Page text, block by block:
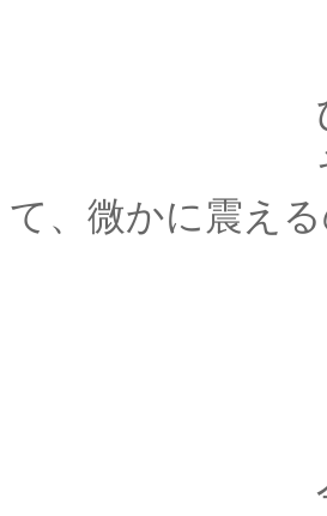
ひととき
そして薫は
て、微かに震え
「･････
今のは、完